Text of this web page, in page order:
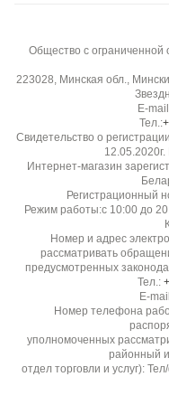
Сезонность:
Всесезонная
Высокая, дышащая
Эластичность:
Низкая
Гладкость /
Удобна в раскрое, не
Непрозрачная
Устойчивость к
Общество с
223028, Минская обл.,
E-
Тел.:
Свидетельство о
Интернет-магазин
Регистрационный
Режим работы:с 10:00 до
Номер и адрес
рассматривать
предусмотренных
Тел.:
E-
Номер телефона
уполномоченных
районный
отдел торговли и услуг):